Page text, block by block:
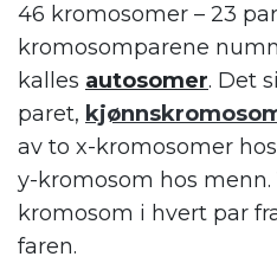
46 kromosomer – 23
kromosomparene
kalles autosomer. Det
paret,
av to x-kromosomer
y-kromosom hos
kromosom i hvert par
faren.